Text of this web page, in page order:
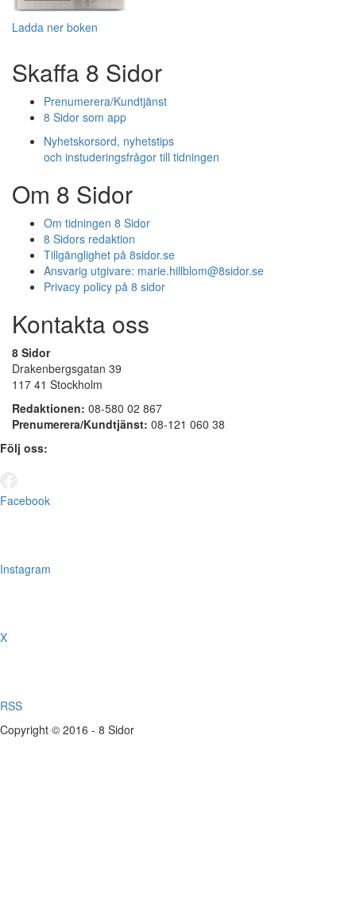
Ladda ner boken
Skaffa 8 Sidor
Prenumerera/Kundtjänst
8 Sidor som app
Nyhetskorsord, nyhetstips
och instuderingsfrågor till tidningen
Om 8 Sidor
Om tidningen 8 Sidor
8 Sidors redaktion
Tillgänglighet på 8sidor.se
Ansvarig utgivare: marie.hillblom@8sidor.se
Privacy policy på 8 sidor
Kontakta oss
8 Sidor
Drakenbergsgatan 39
117 41 Stockholm
Redaktionen: 08-580 02 867
Prenumerera/Kundtjänst: 08-121 060 38
Följ oss:
Facebook
Instagram
X
RSS
Copyright © 2016 - 8 Sidor